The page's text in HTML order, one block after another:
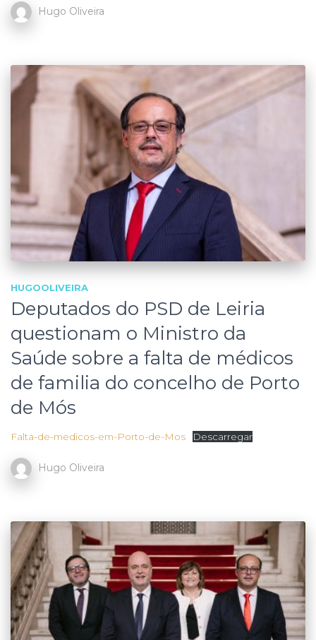
Hugo Oliveira
HUGOOLIVEIRA
Deputados do PSD de Leiria
questionam o Ministro da
Saúde sobre a falta de médicos
de familia do concelho de Porto
de Mós
Falta-de-medicos-em-Porto-de-Mos Descarregar
Hugo Oliveira